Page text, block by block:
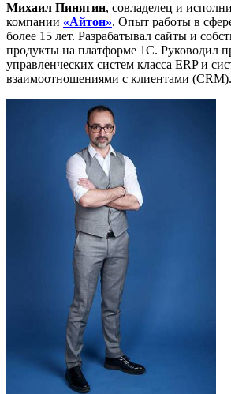
Михаил Пинягин, совладелец и
компании «Айтон». Опыт работы в
более 15 лет. Разрабатывал сайты и
продукты на платформе 1С. Руководил
управленческих систем класса ERP и
взаимоотношениями с клиентами (CRM).